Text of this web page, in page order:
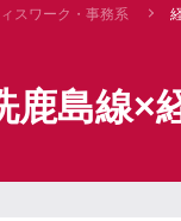
スワーク・事務系
鹿島線×